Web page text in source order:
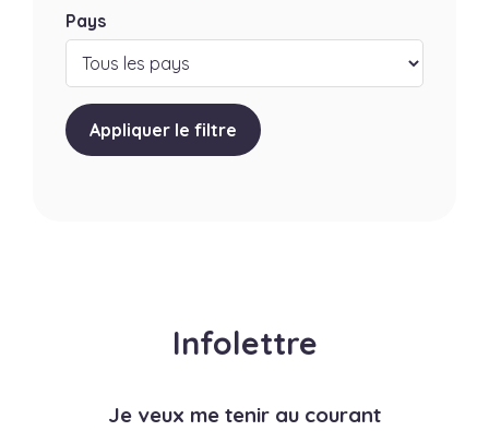
Pays
Appliquer le filtre
Infolettre
Je veux me tenir au courant